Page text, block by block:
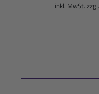
inkl. MwSt. zzgl.